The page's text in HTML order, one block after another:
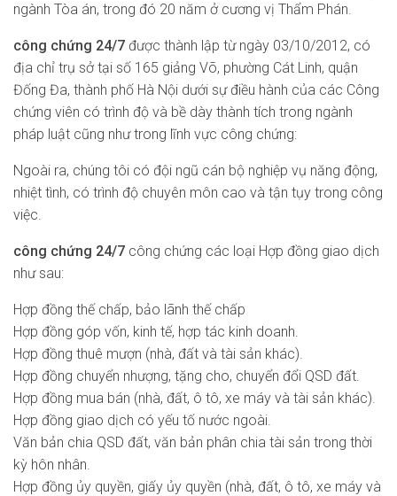
ngành Tòa án, trong đó 20 năm ở cương vị Thẩm Phán.
công chứng 24/7 được thành lập từ ngày 03/10/2012, có
địa chỉ trụ sở tại số 165 giảng Võ, phường Cát Linh, quận
Đống Đa, thành phố Hà Nội dưới sự điều hành của các Công
chứng viên có trình độ và bề dày thành tích trong ngành
pháp luật cũng như trong lĩnh vực công chứng:
Ngoài ra, chúng tôi có đội ngũ cán bộ nghiệp vụ năng động,
nhiệt tình, có trình độ chuyên môn cao và tận tụy trong công
việc.
công chứng 24/7 công chứng các loại Hợp đồng giao dịch
như sau:
Hợp đồng thế chấp, bảo lãnh thế chấp
Hợp đồng góp vốn, kinh tế, hợp tác kinh doanh.
Hợp đồng thuê mượn (nhà, đất và tài sản khác).
Hợp đồng chuyển nhượng, tặng cho, chuyển đổi QSD đất.
Hợp đồng mua bán (nhà, đất, ô tô, xe máy và tài sản khác).
Hợp đồng giao dịch có yếu tố nước ngoài.
Văn bản chia QSD đất, văn bản phân chia tài sản trong thời
kỳ hôn nhân.
Hợp đồng ủy quyền, giấy ủy quyền (nhà, đất, ô tô, xe máy và